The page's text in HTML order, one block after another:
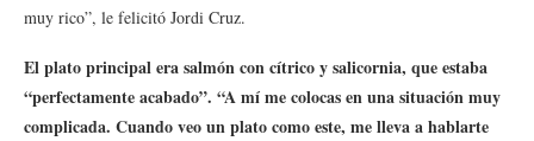
muy rico”, le felicitó Jordi Cruz.
El plato principal era salmón con cítrico y salicornia, que estaba
“perfectamente acabado”. “A mí me colocas en una situación muy
complicada. Cuando veo un plato como este, me lleva a hablarte